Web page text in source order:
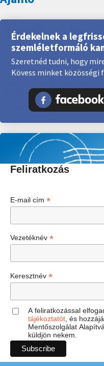
Érdekelnek a
szemléletformáló
Szeretnéd tudni, hogy
Kövess minket közösségi
Feliratkozás
E-mail cím *
Vezetéknév *
Keresztnév *
A feliratkozással
tájékoztatót , és
Mentőszolgálat
küldjön nekem.